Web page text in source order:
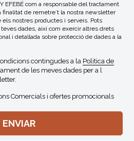
EFEBÉ com a responsable del tractament
finalitat de remetre´t la nostra newsletter
nostres productes i serveis. Pots
dades, així com exercir altres drets
i detallada sobre protecció de dades a la
contingudes a la Politica de
de les meves dades per a l
Comercials i ofertes promocionals